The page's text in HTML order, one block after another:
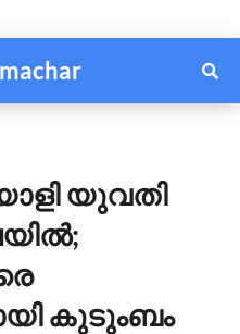
യുവതി
കുടുംബം